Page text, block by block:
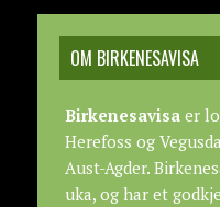
OM BIRKENESAVISA
Birkenesavisaer
Herefoss og
Aust-Agder.
uka, og har et